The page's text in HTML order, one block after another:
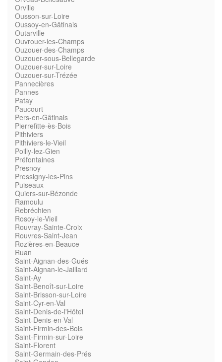
Orville
Ousson-sur-Loire
Oussoy-en-Gâtinais
Outarville
Ouvrouer-les-Champs
Ouzouer-des-Champs
Ouzouer-sous-Bellegarde
Ouzouer-sur-Loire
Ouzouer-sur-Trézée
Pannecières
Pannes
Patay
Paucourt
Pers-en-Gâtinais
Pierrefitte-ès-Bois
Pithiviers
Pithiviers-le-Vieil
Poilly-lez-Gien
Préfontaines
Presnoy
Pressigny-les-Pins
Puiseaux
Quiers-sur-Bézonde
Ramoulu
Rebréchien
Rosoy-le-Vieil
Rouvray-Sainte-Croix
Rouvres-Saint-Jean
Rozières-en-Beauce
Ruan
Saint-Aignan-des-Gués
Saint-Aignan-le-Jaillard
Saint-Ay
Saint-Benoît-sur-Loire
Saint-Brisson-sur-Loire
Saint-Cyr-en-Val
Saint-Denis-de-l'Hôtel
Saint-Denis-en-Val
Saint-Firmin-des-Bois
Saint-Firmin-sur-Loire
Saint-Florent
Saint-Germain-des-Prés